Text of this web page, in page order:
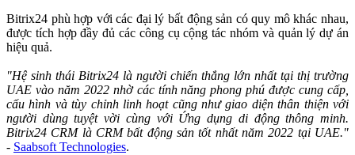
Bitrix24 phù hợp với các đại lý bất động sản có quy mô khác nhau,
được tích hợp đầy đủ các công cụ cộng tác nhóm và quản lý dự án
hiệu quả.
"Hệ sinh thái Bitrix24 là người chiến thắng lớn nhất tại thị trường
UAE vào năm 2022 nhờ các tính năng phong phú được cung cấp,
cấu hình và tùy chỉnh linh hoạt cũng như giao diện thân thiện với
người dùng tuyệt vời cùng với Ứng dụng di động thông minh.
Bitrix24 CRM là CRM bất động sản tốt nhất năm 2022 tại UAE."
- Saabsoft Technologies.